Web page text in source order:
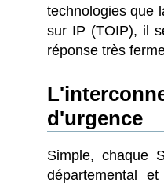
technologies que
sur IP (TOIP), il
réponse très
d'urgence
Simple, chaque
départemental